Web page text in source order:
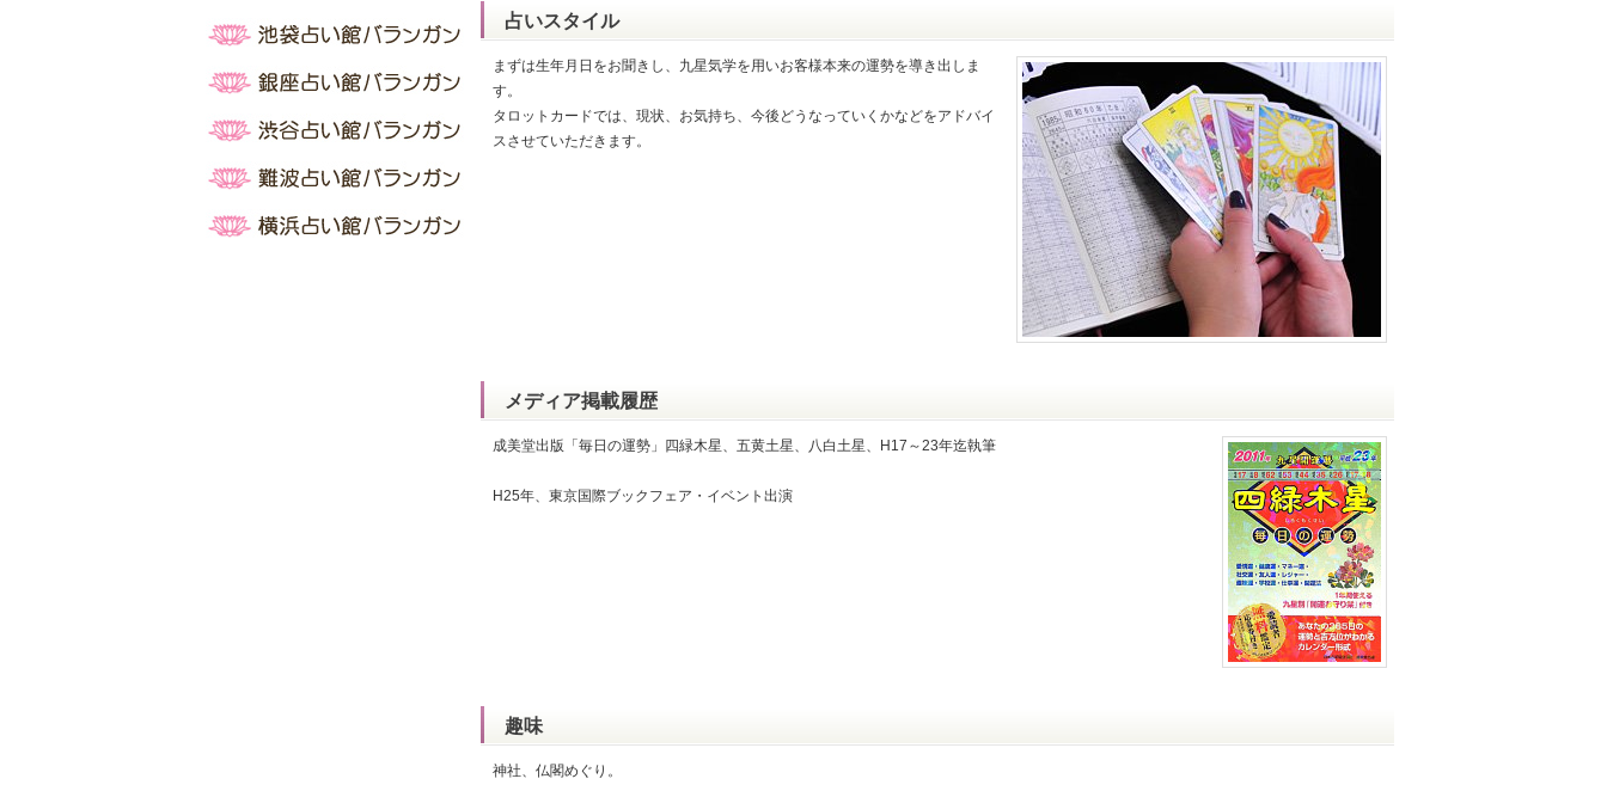
占いスタイル
まずは生年月日をお聞きし、九星気学を用いお客様本来の運勢を導き出しま
す。
タロットカードでは、現状、お気持ち、今後どうなっていくかなどをアドバイ
スさせていただきます。
メディア掲載履歴
成美堂出版「毎日の運勢」四緑木星、五黄土星、八白土星、H17～23年迄執筆
H25年、東京国際ブックフェア・イベント出演
趣味
神社、仏閣めぐり。